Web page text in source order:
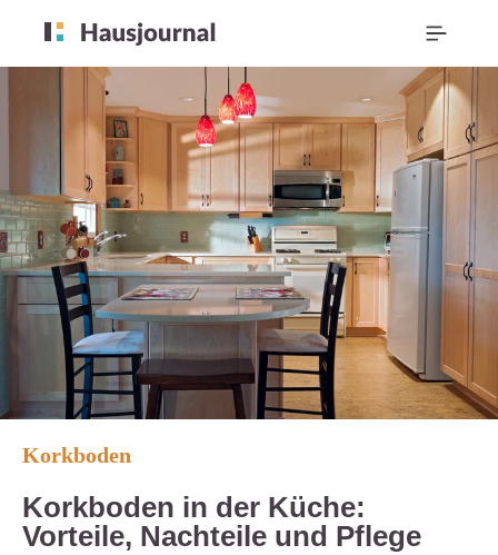
Korkboden
Korkboden in der Küche:
Vorteile, Nachteile und Pflege